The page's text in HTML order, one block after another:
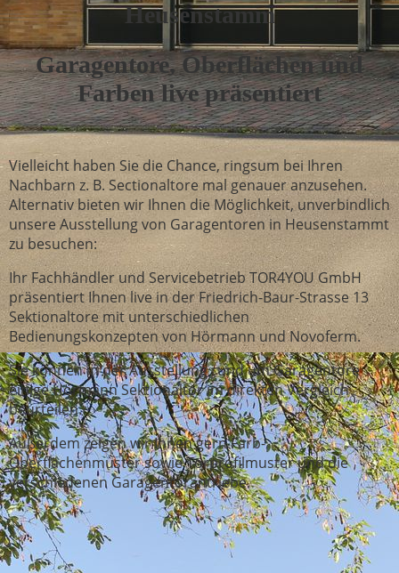
Heusenstamm
Garagentore, Oberflächen und
Farben live präsentiert
Vielleicht haben Sie die Chance, ringsum bei Ihren
Nachbarn z. B. Sectionaltore mal genauer anzusehen.
Alternativ bieten wir Ihnen die Möglichkeit, unverbindlich
unsere Ausstellung von Garagentoren in Heusenstammt
zu besuchen:
Ihr Fachhändler und Servicebetrieb TOR4YOU GmbH
präsentiert Ihnen live in der Friedrich-Baur-Strasse 13
Sektionaltore mit unterschiedlichen
Bedienungskonzepten von Hörmann und Novoferm.
Sie können in der Ausstellung rund um Garagentore
einige Hörmann Sektionaltor im direkten Vergleich
beurteilen.
Außerdem zeigen wir Ihnen gern Farb-
Oberflächenmuster sowie Torprofilmuster und die
verschiedenen Garagentorantriebe.